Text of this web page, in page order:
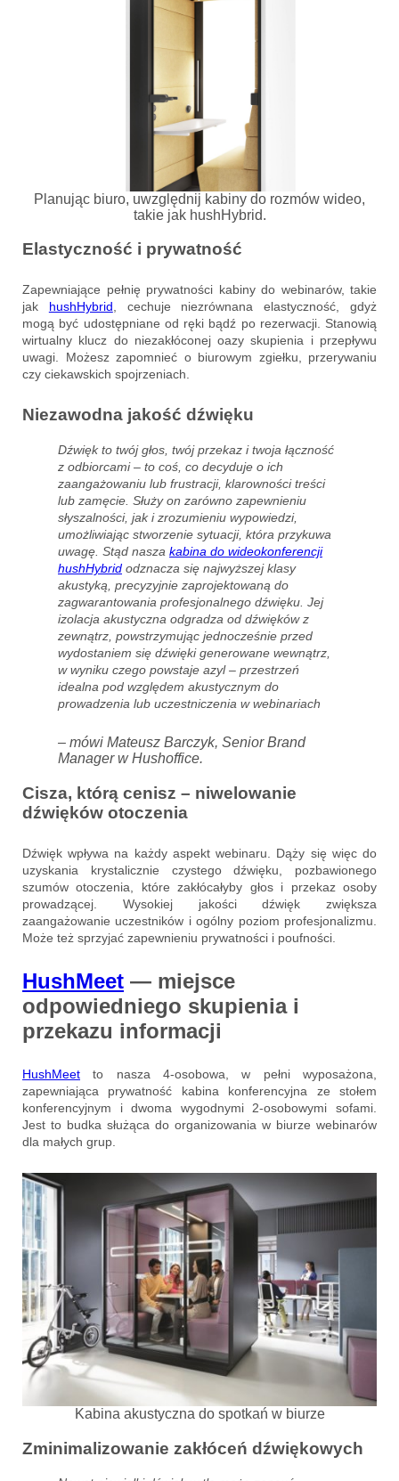
Planując biuro, uwzględnij kabiny do rozmów wideo,
takie jak hushHybrid.
Elastyczność i prywatność
Zapewniające pełnię prywatności kabiny do webinarów, takie
jak hushHybrid, cechuje niezrównana elastyczność, gdyż
mogą być udostępniane od ręki bądź po rezerwacji. Stanowią
wirtualny klucz do niezakłóconej oazy skupienia i przepływu
uwagi. Możesz zapomnieć o biurowym zgiełku, przerywaniu
czy ciekawskich spojrzeniach.
Niezawodna jakość dźwięku
Dźwięk to twój głos, twój przekaz i twoja łączność
z odbiorcami – to coś, co decyduje o ich
zaangażowaniu lub frustracji, klarowności treści
lub zamęcie. Służy on zarówno zapewnieniu
słyszalności, jak i zrozumieniu wypowiedzi,
umożliwiając stworzenie sytuacji, która przykuwa
uwagę. Stąd nasza kabina do wideokonferencji
hushHybrid odznacza się najwyższej klasy
akustyką, precyzyjnie zaprojektowaną do
zagwarantowania profesjonalnego dźwięku. Jej
izolacja akustyczna odgradza od dźwięków z
zewnątrz, powstrzymując jednocześnie przed
wydostaniem się dźwięki generowane wewnątrz,
w wyniku czego powstaje azyl – przestrzeń
idealna pod względem akustycznym do
prowadzenia lub uczestniczenia w webinariach
– mówi Mateusz Barczyk, Senior Brand
Manager w Hushoffice.
Cisza, którą cenisz – niwelowanie
dźwięków otoczenia
Dźwięk wpływa na każdy aspekt webinaru. Dąży się więc do
uzyskania krystalicznie czystego dźwięku, pozbawionego
szumów otoczenia, które zakłócałyby głos i przekaz osoby
prowadzącej. Wysokiej jakości dźwięk zwiększa
zaangażowanie uczestników i ogólny poziom profesjonalizmu.
Może też sprzyjać zapewnieniu prywatności i poufności.
HushMeet — miejsce
odpowiedniego skupienia i
przekazu informacji
HushMeet to nasza 4-osobowa, w pełni wyposażona,
zapewniająca prywatność kabina konferencyjna ze stołem
konferencyjnym i dwoma wygodnymi 2-osobowymi sofami.
Jest to budka służąca do organizowania w biurze webinarów
dla małych grup.
Kabina akustyczna do spotkań w biurze
Zminimalizowanie zakłóceń dźwiękowych